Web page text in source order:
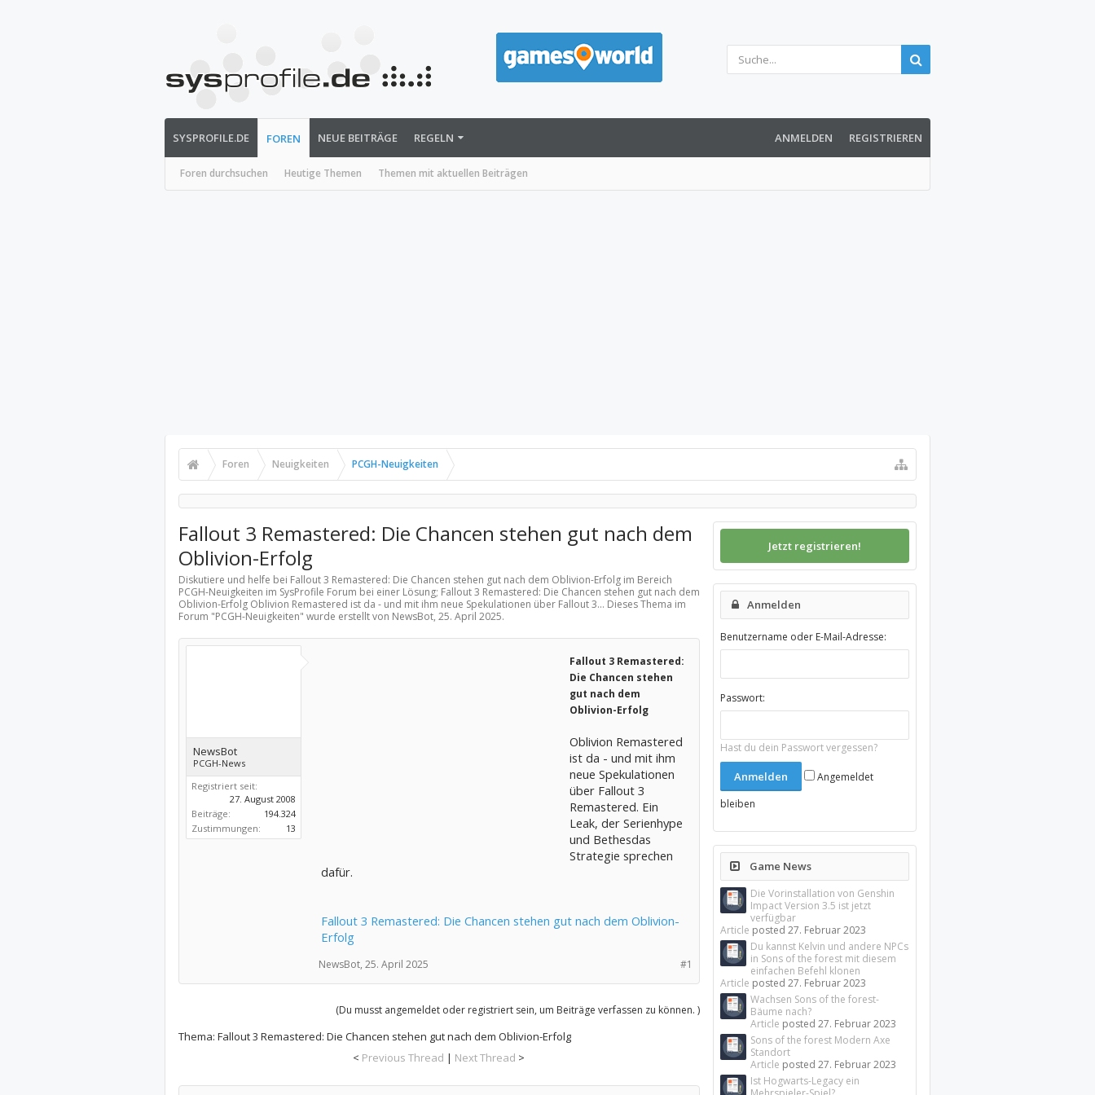
SYSPROFILE.DE FOREN
Foren durchsuchen Heutige Themen Themen mit aktuellen Beiträgen
NEUE BEITRÄGE REGELN ANMELDEN REGISTRIEREN
Foren Neuigkeiten PCGH-Neuigkeiten
Fallout 3 Remastered: Die Chancen stehen gut nach dem
Oblivion-Erfolg
Diskutiere und helfe bei Fallout 3 Remastered: Die Chancen stehen gut nach dem Oblivion-Erfolg im Bereich
PCGH-Neuigkeiten im SysProfile Forum bei einer Lösung; Fallout 3 Remastered: Die Chancen stehen gut nach dem
Oblivion-Erfolg Oblivion Remastered ist da - und mit ihm neue Spekulationen über Fallout 3... Dieses Thema im
Forum "PCGH-Neuigkeiten" wurde erstellt von NewsBot, 25. April 2025.
NewsBot
PCGH-News
Registriert seit:
27. August 2008
Beiträge:
194.324
Zustimmungen:
13
Fallout 3 Remastered:
Die Chancen stehen
gut nach dem
Oblivion-Erfolg
Oblivion Remastered
ist da - und mit ihm
neue Spekulationen
über Fallout 3
Remastered. Ein
Leak, der Serienhype
und Bethesdas
Strategie sprechen
dafür.
Fallout 3 Remastered: Die Chancen stehen gut nach dem Oblivion-
Erfolg
#1
NewsBot, 25. April 2025
(Du musst angemeldet oder registriert sein, um Beiträge verfassen zu können. )
Thema: Fallout 3 Remastered: Die Chancen stehen gut nach dem Oblivion-Erfolg
< Previous Thread | Next Thread >
Jetzt registrieren!
Anmelden
Benutzername oder E-Mail-Adresse:
Passwort:
Hast du dein Passwort vergessen?
Angemeldet
bleiben
Game News
Die Vorinstallation von Genshin
Impact Version 3.5 ist jetzt
verfügbar
Article posted27. Februar 2023
Du kannst Kelvin und andere NPCs
in Sons of the forest mit diesem
einfachen Befehl klonen
Article posted27. Februar 2023
Wachsen Sons of the forest-
Bäume nach?
Article posted27. Februar 2023
Sons of the forest Modern Axe
Standort
Article posted27. Februar 2023
Ist Hogwarts-Legacy ein